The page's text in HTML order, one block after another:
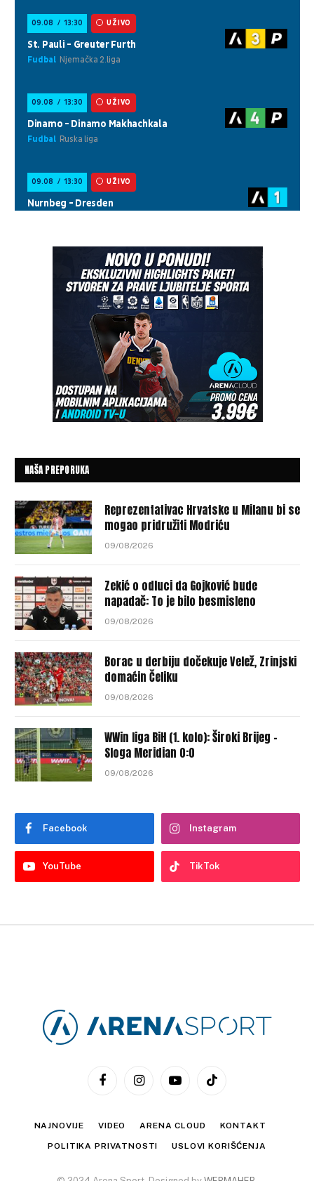
NAŠA PREPORUKA
Reprezentativac Hrvatske u Milanu bi se
mogao pridružiti Modriću
09/08/2026
Zekić o odluci da Gojković bude
napadač: To je bilo besmisleno
09/08/2026
Borac u derbiju dočekuje Velež, Zrinjski
domaćin Čeliku
09/08/2026
WWin liga BiH (1. kolo): Široki Brijeg –
Sloga Meridian 0:0
09/08/2026
Facebook Instagram
YouTube TikTok
FacebookInstagramYouTubeTikTok
NAJNOVIJE VIDEO ARENA CLOUD KONTAKT
POLITIKA PRIVATNOSTI USLOVI KORIŠĆENJA